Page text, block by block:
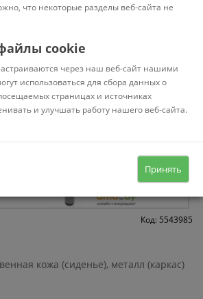
Код: 5543985
кожа (сиденье), металл (каркас)
что некоторые разделы веб-сайта не
cookie
через наш веб-сайт нашими
использоваться для сбора данных о
страницах и источниках
и улучшать работу нашего веб-сайта.
Принять